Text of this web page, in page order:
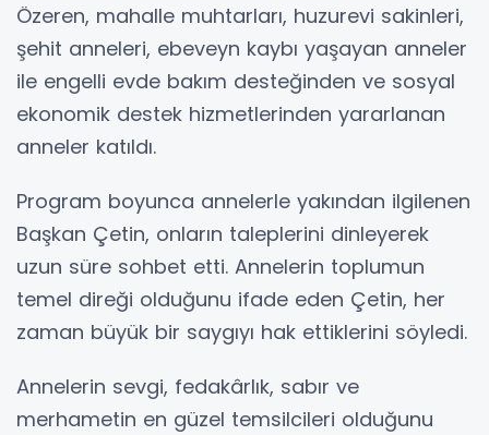
Özeren, mahalle muhtarları, huzurevi sakinleri,
şehit anneleri, ebeveyn kaybı yaşayan anneler
ile engelli evde bakım desteğinden ve sosyal
ekonomik destek hizmetlerinden yararlanan
anneler katıldı.
Program boyunca annelerle yakından ilgilenen
Başkan Çetin, onların taleplerini dinleyerek
uzun süre sohbet etti. Annelerin toplumun
temel direği olduğunu ifade eden Çetin, her
zaman büyük bir saygıyı hak ettiklerini söyledi.
Annelerin sevgi, fedakârlık, sabır ve
merhametin en güzel temsilcileri olduğunu